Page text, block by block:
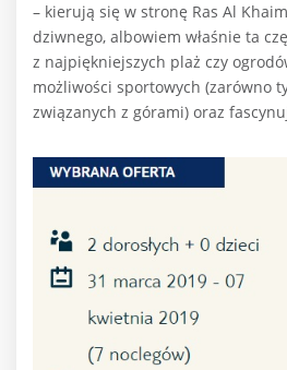
– kierują się w stronę Ras Al
dziwnego, albowiem właśnie ta
z najpiękniejszych plaż czy
możliwości sportowych (zarówno
związanych z górami) oraz